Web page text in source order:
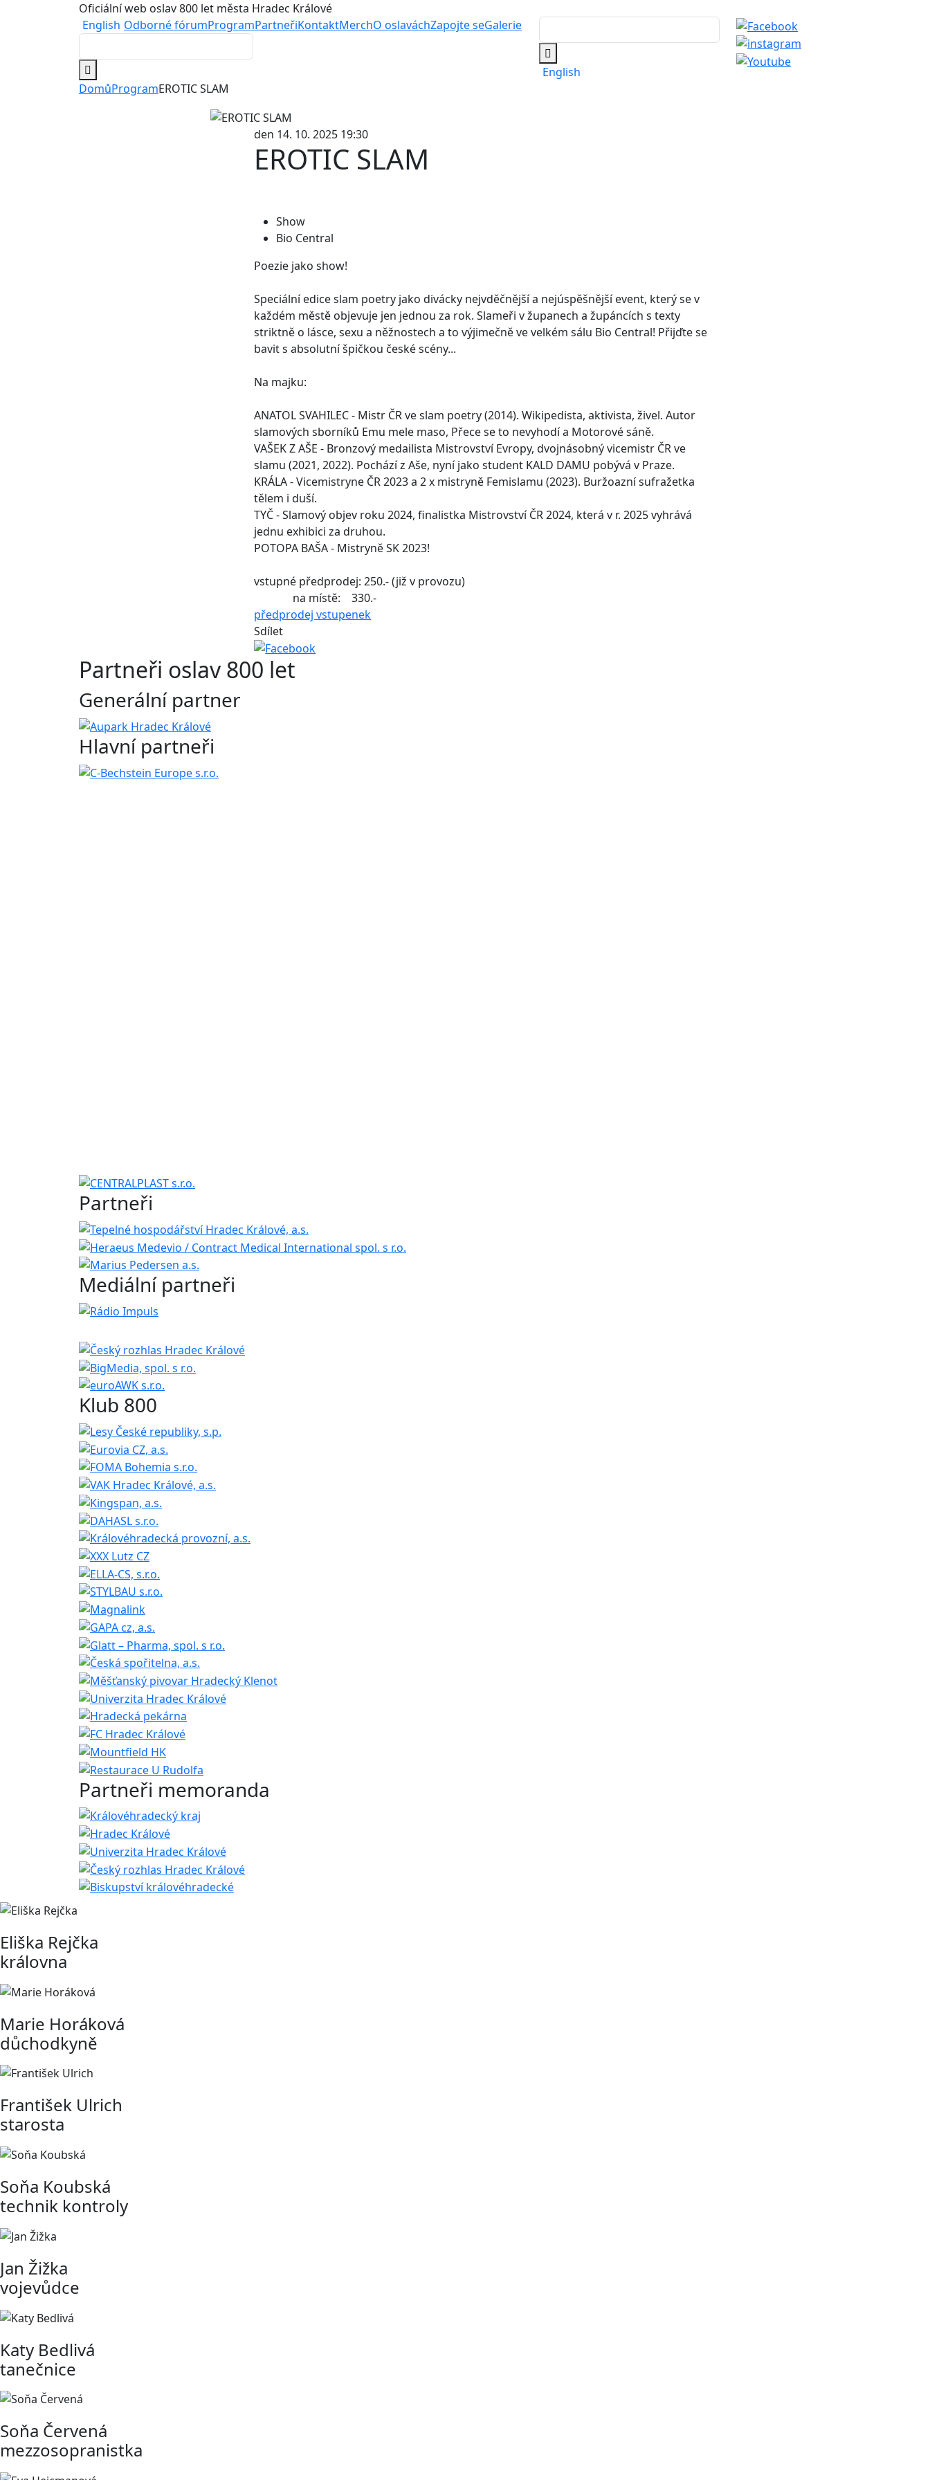
Oficiální web oslav 800 let města Hradec Králové
English Odborné fórumProgramPartneřiKontaktMerchO oslaváchZapojte seGalerie
English
DomůProgramEROTIC SLAM
den 14. 10. 2025 19:30
EROTIC SLAM
Show
Bio Central
Poezie jako show!
Speciální edice slam poetry jako divácky nejvděčnější a nejúspěšnější event, který se v
každém městě objevuje jen jednou za rok. Slameři v županech a župáncích s texty
striktně o lásce, sexu a něžnostech a to výjimečně ve velkém sálu Bio Central! Přijďte se
bavit s absolutní špičkou české scény...
Na majku:
ANATOL SVAHILEC - Mistr ČR ve slam poetry (2014). Wikipedista, aktivista, živel. Autor
slamových sborníků Emu mele maso, Přece se to nevyhodí a Motorové sáně.
VAŠEK Z AŠE - Bronzový medailista Mistrovství Evropy, dvojnásobný vicemistr ČR ve
slamu (2021, 2022). Pochází z Aše, nyní jako student KALD DAMU pobývá v Praze.
KRÁLA - Vicemistryne ČR 2023 a 2 x mistryně Femislamu (2023). Buržoazní sufražetka
tělem i duší.
TYČ - Slamový objev roku 2024, finalistka Mistrovství ČR 2024, která v r. 2025 vyhrává
jednu exhibici za druhou.
POTOPA BAŠA - Mistryně SK 2023!
vstupné předprodej: 250.- (již v provozu)
na místě: 330.-
předprodej vstupenek
Sdílet
Partneři oslav 800 let
Generální partner
Hlavní partneři
Partneři
Mediální partneři
Klub 800
Partneři memoranda
Eliška Rejčka
královna
Marie Horáková
důchodkyně
František Ulrich
starosta
Soňa Koubská
technik kontroly
Jan Žižka
vojevůdce
Katy Bedlivá
tanečnice
Soňa Červená
mezzosopranistka